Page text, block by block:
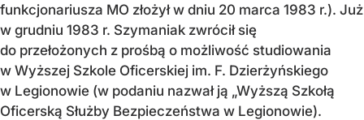
funkcjonariusza MO złożył w dniu 20 marca 1983 r.). Już
w grudniu 1983 r. Szymaniak zwrócił się
do przełożonych z prośbą o możliwość studiowania
w Wyższej Szkole Oficerskiej im. F. Dzierżyńskiego
w Legionowie (w podaniu nazwał ją „Wyższą Szkołą
Oficerską Służby Bezpieczeństwa w Legionowie).